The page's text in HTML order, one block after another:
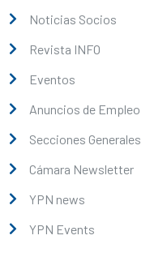
Noticias Socios
Revista INFO
Eventos
Anuncios de Empleo
Secciones Generales
Cámara Newsletter
YPN news
YPN Events